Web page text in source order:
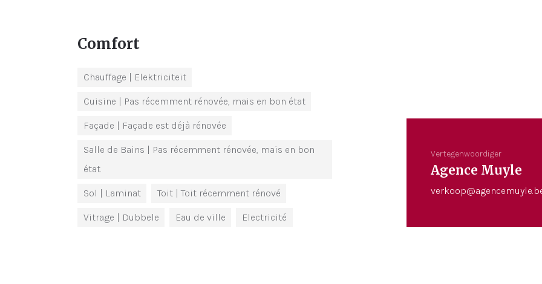
Comfort
Chauffage | Elektriciteit
Cuisine | Pas récemment rénovée, mais en bon état
Façade | Façade est déjà rénovée
Salle de Bains
| Pas récemment rénovée, mais en bon
état.
Sol | Laminat Toit | Toit récemment rénové
Vitrage | Dubbele Eau de ville Electricité
Vertegenwoordiger
Agence Muyle